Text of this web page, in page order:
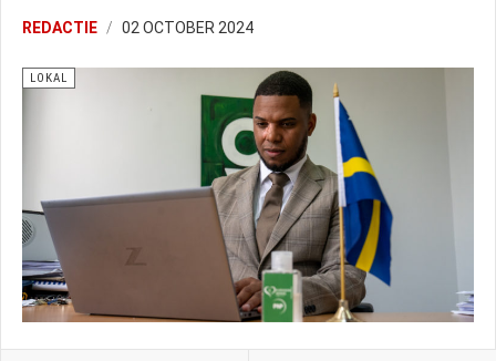
REDACTIE 02 OCTOBER 2024
LOKAL